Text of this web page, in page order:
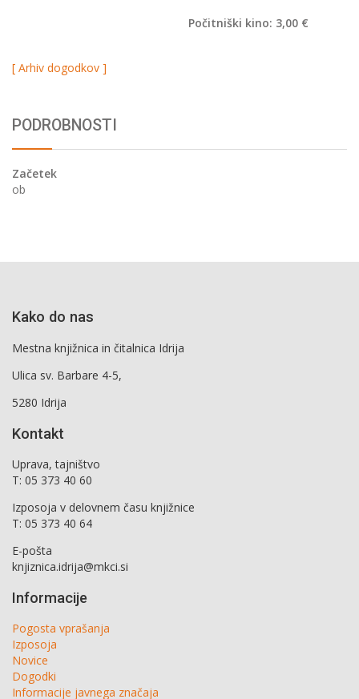
Počitniški kino: 3,00 €
[ Arhiv dogodkov ]
PODROBNOSTI
Začetek
ob
Kako do nas
Mestna knjižnica in čitalnica Idrija
Ulica sv. Barbare 4-5,
5280 Idrija
Kontakt
Uprava, tajništvo
T: 05 373 40 60
Izposoja v delovnem času knjižnice
T: 05 373 40 64
E-pošta
knjiznica.idrija@mkci.si
Informacije
Pogosta vprašanja
Izposoja
Novice
Dogodki
Informacije javnega značaja